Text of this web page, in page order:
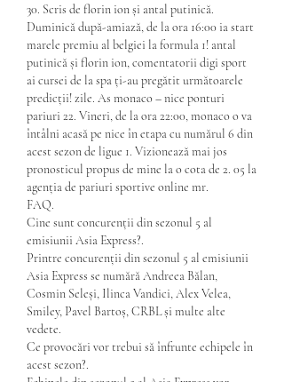
30. Scris de florin ion și antal putinică.
Duminică după-amiază, de la ora 16:00 ia start
marele premiu al belgiei la formula 1! antal
putinică și florin ion, comentatorii digi sport
ai cursei de la spa ți-au pregătit următoarele
predicții! zile. As monaco – nice ponturi
pariuri 22. Vineri, de la ora 22:00, monaco o va
întâlni acasă pe nice în etapa cu numărul 6 din
acest sezon de ligue 1. Vizionează mai jos
pronosticul propus de mine la o cota de 2. 05 la
agenția de pariuri sportive online mr.
FAQ.
Cine sunt concurenții din sezonul 5 al
emisiunii Asia Express?.
Printre concurenții din sezonul 5 al emisiunii
Asia Express se numără Andreea Bălan,
Cosmin Seleși, Ilinca Vandici, Alex Velea,
Smiley, Pavel Bartoș, CRBL și multe alte
vedete.
Ce provocări vor trebui să înfrunte echipele în
acest sezon?.